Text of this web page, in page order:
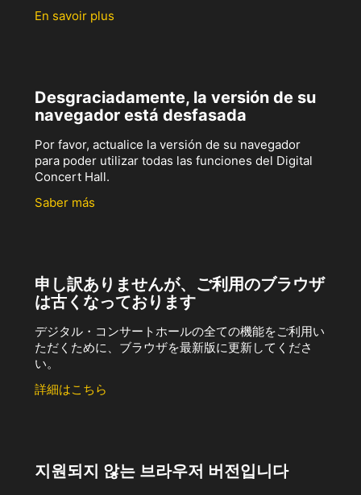
En savoir plus
Desgraciadamente, la versión de su
navegador está desfasada
Por favor, actualice la versión de su navegador
para poder utilizar todas las funciones del Digital
Concert Hall.
Saber más
申し訳ありませんが、ご利用のブラウザ
は古くなっております
デジタル・コンサートホールの全ての機能をご利用い
ただくために、ブラウザを最新版に更新してくださ
い。
詳細はこちら
지원되지 않는 브라우저 버전입니다